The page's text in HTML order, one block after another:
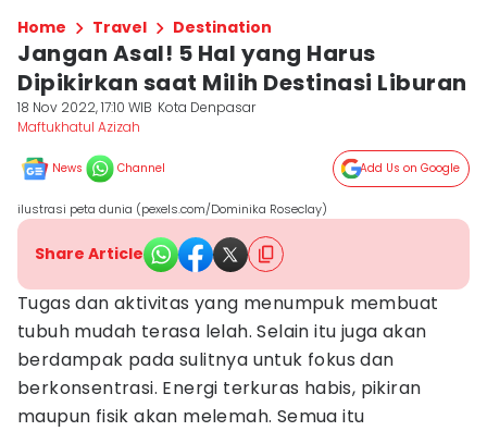
Home Travel Destination
Jangan Asal! 5 Hal yang Harus
Dipikirkan saat Milih Destinasi Liburan
18 Nov 2022, 17:10 WIB Kota Denpasar
Maftukhatul Azizah
News Channel Add Us on Google
ilustrasi peta dunia (pexels.com/Dominika Roseclay)
Share Article
Tugas dan aktivitas yang menumpuk membuat
tubuh mudah terasa lelah. Selain itu juga akan
berdampak pada sulitnya untuk fokus dan
berkonsentrasi. Energi terkuras habis, pikiran
maupun fisik akan melemah. Semua itu